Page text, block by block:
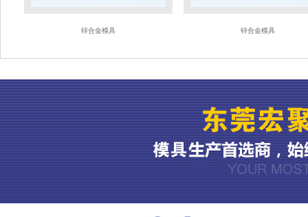
锌合金模具 锌合金模具